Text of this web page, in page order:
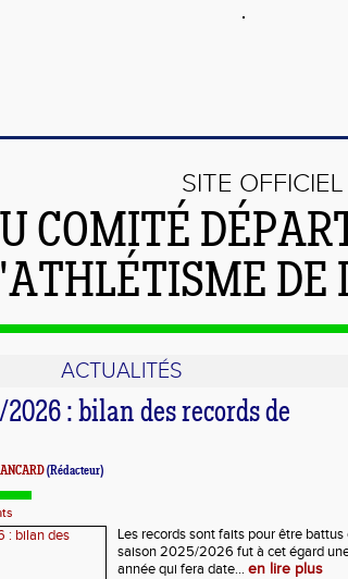
SITE OFFICIEL
COMITÉ
DE
ACTUALITÉS
: bilan des records de
(Rédacteur)
Les records sont faits pour être battus
saison 2025/2026 fut à cet égard
année qui fera date... en lire plus